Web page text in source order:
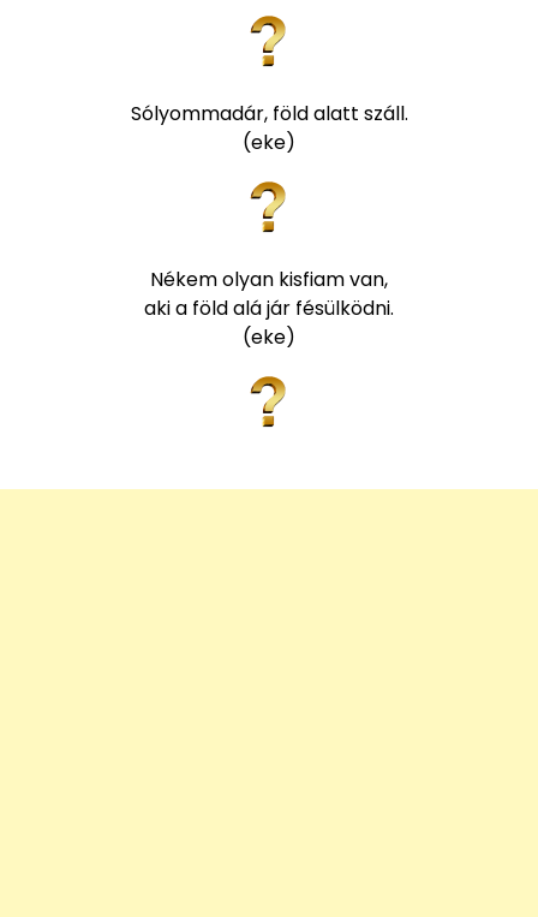
Sólyommadár, föld alatt száll.
(eke)
Nékem olyan kisfiam van,
aki a föld alá jár fésülködni.
(eke)